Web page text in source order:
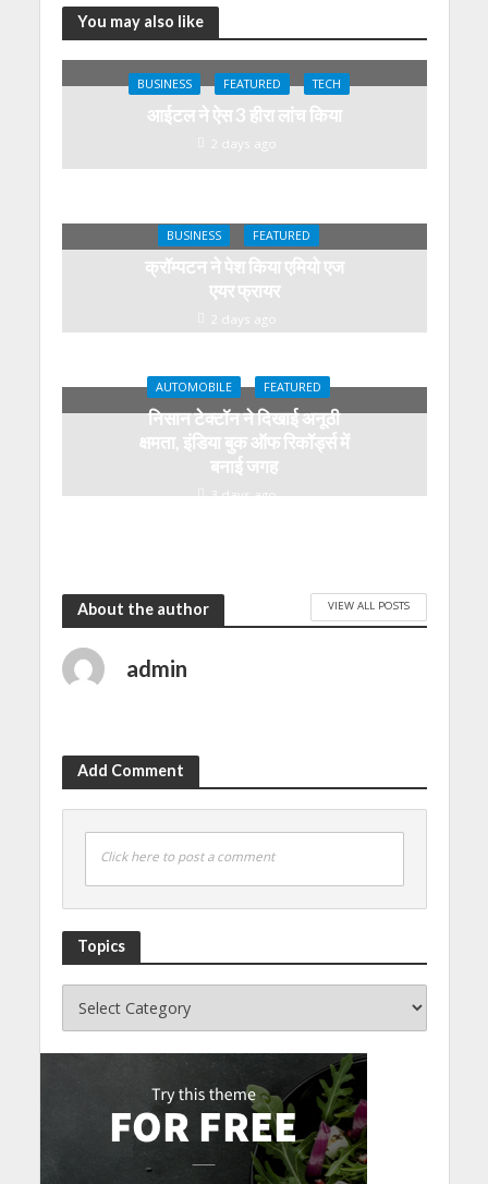
You may also like
BUSINESS FEATURED TECH
आईटल ने ऐस 3 हीरा लांच किया
2 days ago
BUSINESS FEATURED
क्रॉम्पटन ने पेश किया एमियो एज
एयर फ्रायर
2 days ago
AUTOMOBILE FEATURED
निसान टेक्टॉन ने दिखाई अनूठी
क्षमता, इंडिया बुक ऑफ रिकॉर्ड्स में
बनाई जगह
3 days ago
About the author VIEW ALL POSTS
admin
Add Comment
Click here to post a comment
Topics